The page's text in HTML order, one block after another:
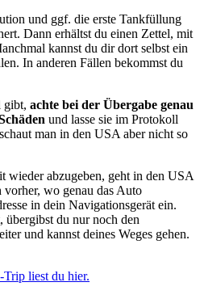
und ggf. die erste Tankfüllung
Dann erhältst du einen Zettel, mit
kannst du dir dort selbst ein
In anderen Fällen bekommst du
gibt, achte bei der Übergabe genau
und lasse sie im Protokoll
man in den USA aber nicht so
wieder abzugeben, geht in den USA
wo genau das Auto
in dein Navigationsgerät ein.
übergibst du nur noch den
und kannst deines Weges gehen.
liest du hier.